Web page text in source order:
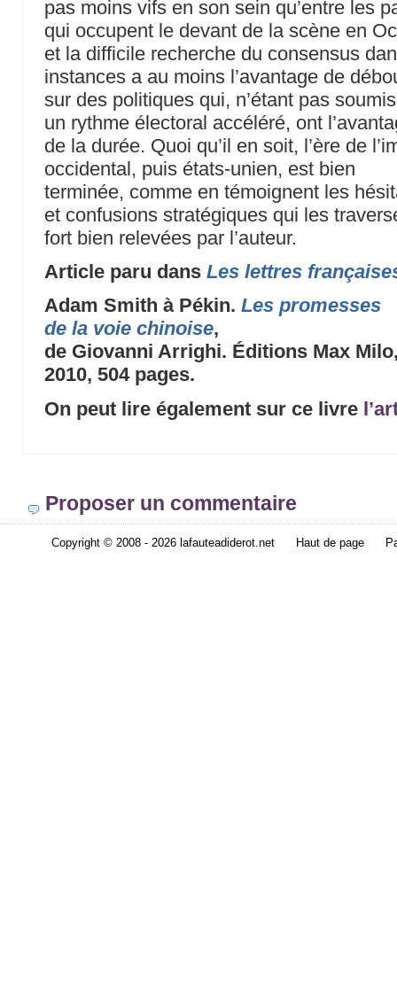
pas moins vifs en son sein qu’entre les
qui occupent le devant de la scène en
et la difficile recherche du consensus
instances a au moins l’avantage de
sur des politiques qui, n’étant pas
un rythme électoral accéléré, ont
de la durée. Quoi qu’il en soit, l’ère de
occidental, puis états-unien, est bien
terminée, comme en témoignent les
et confusions stratégiques qui les
fort bien relevées par l’auteur.
Article paru dansLes lettres
Adam Smith à Pékin.Les promesses
de la voie chinoise,
de Giovanni Arrighi. Éditions Max
2010, 504 pages.
On peut lire également sur ce livre
Proposer un commentaire
Copyright © 2008 - 2026 lafauteadiderot.net Haut de page